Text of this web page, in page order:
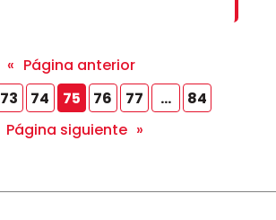
« Página anterior
73 74 75 76 77 …
84
Página siguiente »